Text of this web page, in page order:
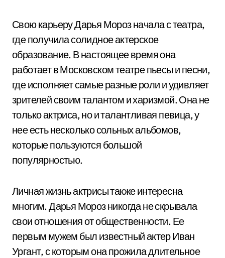
Свою карьеру Дарья Мороз начала с театра,
где получила солидное актерское
образование. В настоящее время она
работает в Московском театре пьесы и песни,
где исполняет самые разные роли и удивляет
зрителей своим талантом и харизмой. Она не
только актриса, но и талантливая певица, у
нее есть несколько сольных альбомов,
которые пользуются большой
популярностью.
Личная жизнь актрисы также интересна
многим. Дарья Мороз никогда не скрывала
свои отношения от общественности. Ее
первым мужем был известный актер Иван
Ургант, с которым она прожила длительное